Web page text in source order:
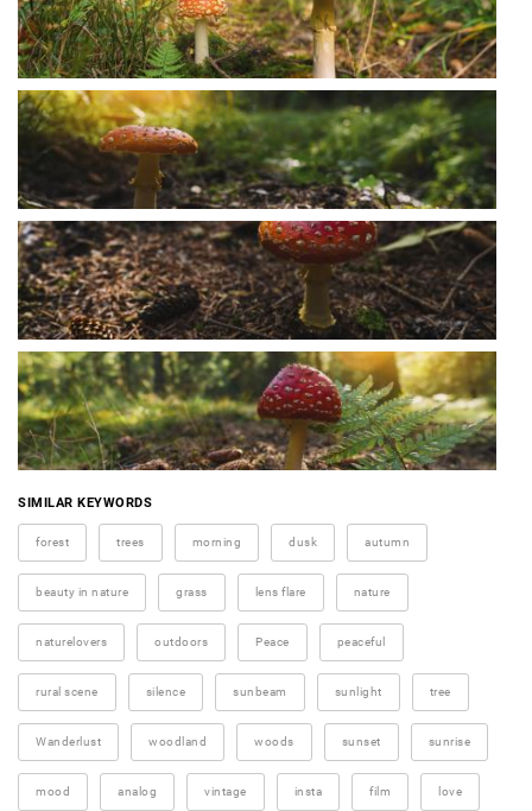
SIMILAR KEYWORDS
forest trees morning dusk autumn
beauty in nature grass lens flare nature
naturelovers outdoors Peace peaceful
rural scene silence sunbeam sunlight tree
Wanderlust woodland woods sunset sunrise
mood analog vintage insta film love